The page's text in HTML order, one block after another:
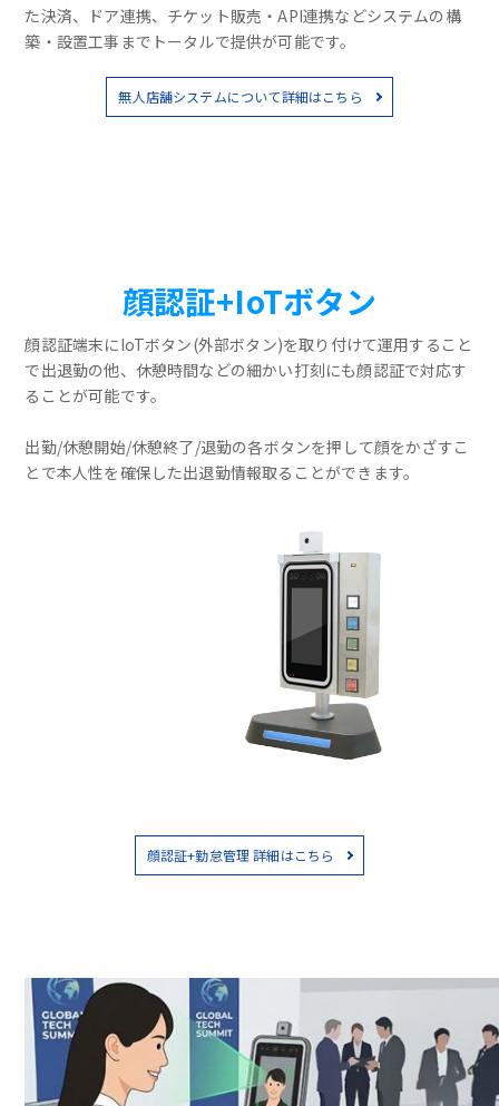
た決済、ドア連携、チケット販売・API連携などシステムの構
築・設置工事までトータルで提供が可能です。
無人店舗システムについて詳細はこちら
顔認証+IoTボタン
顔認証端末にIoTボタン(外部ボタン)を取り付けて運用すること
で出退勤の他、休憩時間などの細かい打刻にも顔認証で対応す
ることが可能です。
出勤/休憩開始/休憩終了/退勤の各ボタンを押して顔をかざすこ
とで本人性を確保した出退勤情報取ることができます。
顔認証+勤怠管理 詳細はこちら